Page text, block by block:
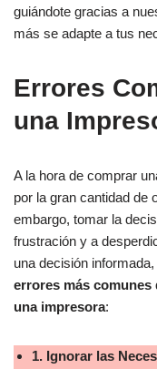
guiándote gracias a
más se adapte a tus
Errores
una
A la hora de comprar
por la gran cantidad de
embargo, tomar la
frustración y a
una decisión
errores más comunes
una impresora:
1. Ignorar las